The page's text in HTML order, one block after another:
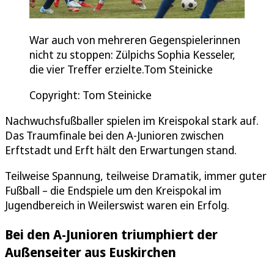
War auch von mehreren Gegenspielerinnen
nicht zu stoppen: Zülpichs Sophia Kesseler,
die vier Treffer erzielte.Tom Steinicke
Copyright: Tom Steinicke
Nachwuchsfußballer spielen im Kreispokal stark auf.
Das Traumfinale bei den A-Junioren zwischen
Erftstadt und Erft hält den Erwartungen stand.
Teilweise Spannung, teilweise Dramatik, immer guter
Fußball – die Endspiele um den Kreispokal im
Jugendbereich in Weilerswist waren ein Erfolg.
Bei den A-Junioren triumphiert der
Außenseiter aus Euskirchen